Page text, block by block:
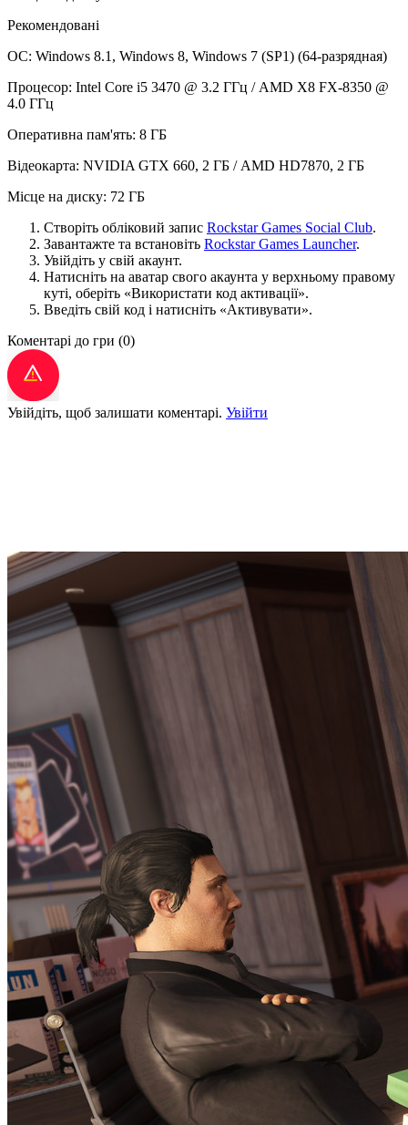
Рекомендовані
ОС: Windows 8.1, Windows 8, Windows 7 (SP1) (64-разрядная)
Процесор: Intel Core i5 3470 @ 3.2 ГГц / AMD X8 FX-8350 @
4.0 ГГц
Оперативна пам'ять: 8 ГБ
Відеокарта: NVIDIA GTX 660, 2 ГБ / AMD HD7870, 2 ГБ
Місце на диску: 72 ГБ
Створіть обліковий запис Rockstar Games Social Club.
Завантажте та встановіть Rockstar Games Launcher.
Увійдіть у свій акаунт.
Натисніть на аватар свого акаунта у верхньому правому
куті, оберіть «Використати код активації».
Введіть свій код і натисніть «Активувати».
Коментарі до гри (0)
Увійдіть, щоб залишати коментарі. Увійти